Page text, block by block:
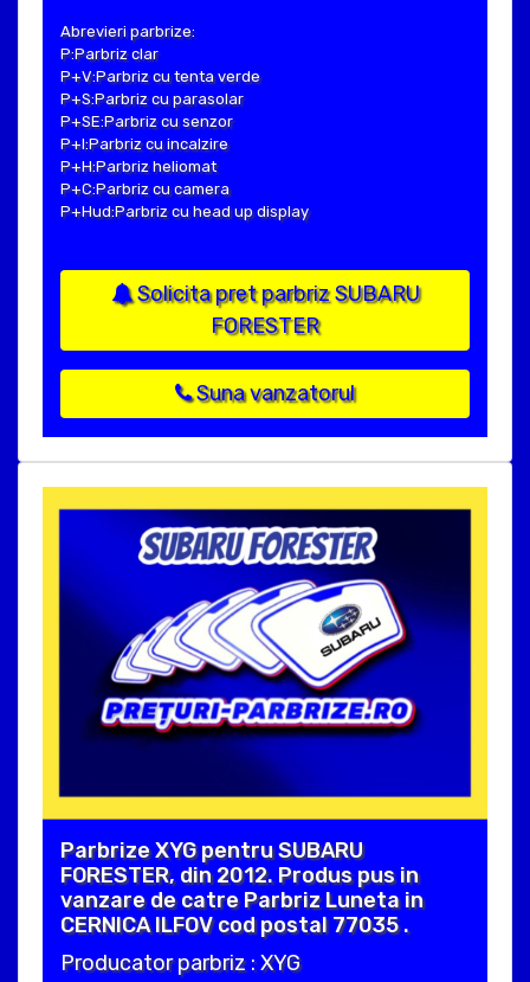
Abrevieri parbrize:
P:Parbriz clar
P+V:Parbriz cu tenta verde
P+S:Parbriz cu parasolar
P+SE:Parbriz cu senzor
P+I:Parbriz cu incalzire
P+H:Parbriz heliomat
P+C:Parbriz cu camera
P+Hud:Parbriz cu head up display
Solicita pret parbriz SUBARU
FORESTER
Suna vanzatorul
Parbrize XYG pentru SUBARU
FORESTER, din 2012. Produs pus in
vanzare de catre Parbriz Luneta in
CERNICA ILFOV cod postal 77035 .
Producator parbriz : XYG